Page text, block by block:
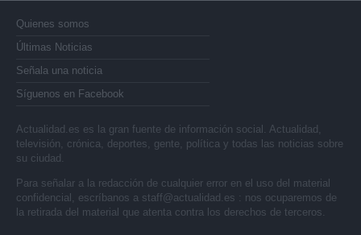
Quienes somos
Últimas Noticias
Señala una noticia
Síguenos en Facebook
Actualidad.es es la gran fuente de información social. Actualidad,
televisión, crónica, deportes, gente, política y todas las noticias sobre
su ciudad.
Para señalar a la redacción de cualquier error en el uso del material
confidencial, escríbanos a staff@actualidad.es : nos ocuparemos de
la retirada del material que atenta contra los derechos de terceros.